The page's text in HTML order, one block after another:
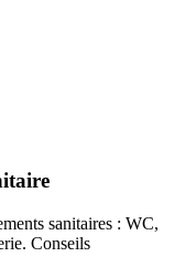
sanitaires : WC,
Conseils